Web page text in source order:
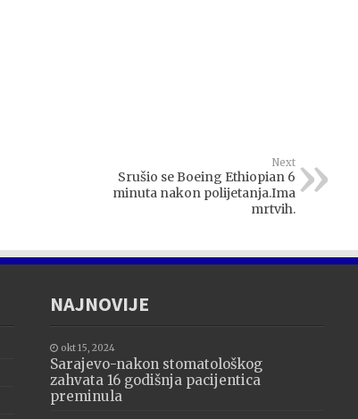
Next
Srušio se Boeing Ethiopian 6
minuta nakon polijetanja.Ima
mrtvih.
NAJNOVIJE
okt 15, 2024
Sarajevo-nakon stomatološkog
zahvata 16 godišnja pacijentica
preminula